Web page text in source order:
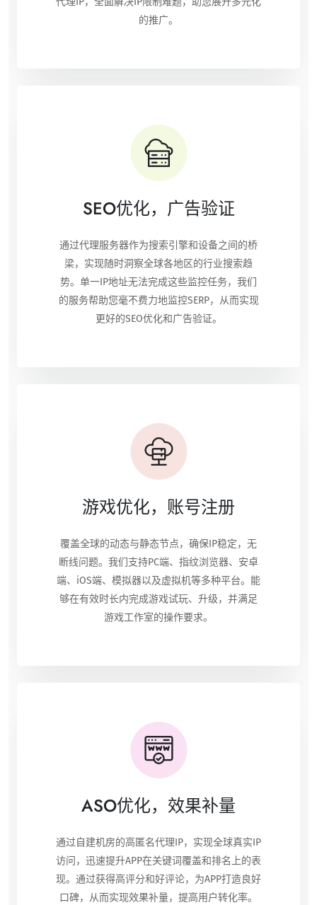
的推广。
SEO优化，广告验证
通过代理服务器作为搜索引擎和设备之间的桥
梁，实现随时洞察全球各地区的行业搜索趋
势。单一IP地址无法完成这些监控任务，我们
的服务帮助您毫不费力地监控SERP，从而实现
更好的SEO优化和广告验证。
游戏优化，账号注册
覆盖全球的动态与静态节点，确保IP稳定，无
断线问题。我们支持PC端、指纹浏览器、安卓
端、iOS端、模拟器以及虚拟机等多种平台。能
够在有效时长内完成游戏试玩、升级，并满足
游戏工作室的操作要求。
ASO优化，效果补量
通过自建机房的高匿名代理IP，实现全球真实IP
访问，迅速提升APP在关键词覆盖和排名上的表
现。通过获得高评分和好评论，为APP打造良好
口碑，从而实现效果补量，提高用户转化率。